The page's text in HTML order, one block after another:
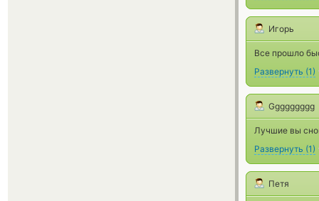
Игорь
Все прошло
Развернуть (1)
Ggggggggg
Лучшие вы
Развернуть (1)
Петя